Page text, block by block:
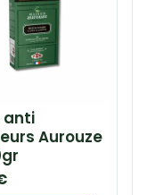
anti
Aurouze